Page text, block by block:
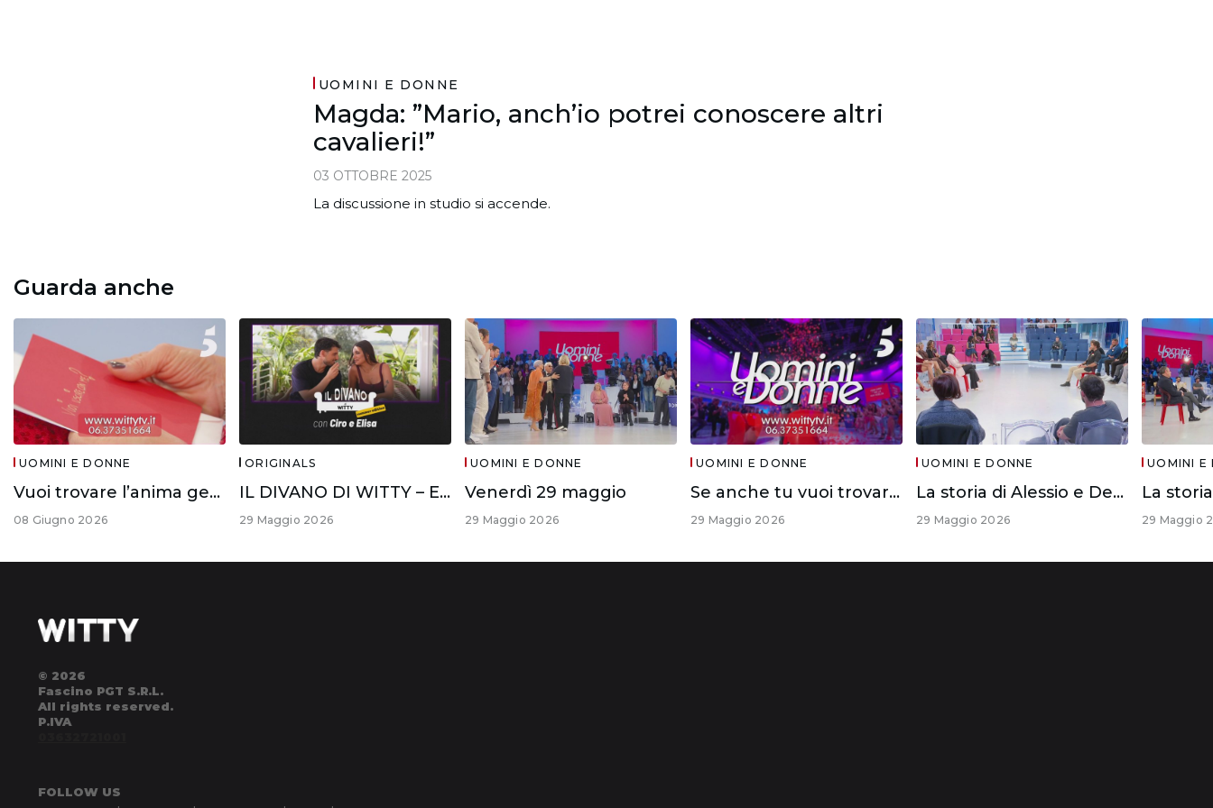
UOMINI E DONNE
Magda: ”Mario, anch’io potrei conoscere altri
cavalieri!”
03 OTTOBRE 2025
La discussione in studio si accende.
Guarda anche
UOMINI E DONNE
Vuoi trovare l’anima gemella?
08 Giugno 2026
ORIGINALS
IL DIVANO DI WITTY – ELISA E CIRO
29 Maggio 2026
UOMINI E DONNE
Venerdì 29 maggio
29 Maggio 2026
UOMINI E DONNE
Se anche tu vuoi trovare l’anima gemella
29 Maggio 2026
UOMINI E DONNE
La storia di Alessio e Debora
29 Maggio 2026
UOMINI E
29 Maggio
© 2026
Fascino PGT S.R.L.
All rights reserved.
P.IVA
FOLLOW US